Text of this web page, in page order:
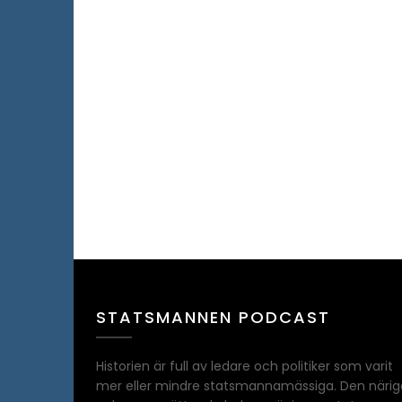
STATSMANNEN PODCAST
Historien är full av ledare och politiker som varit
mer eller mindre statsmannamässiga. Den